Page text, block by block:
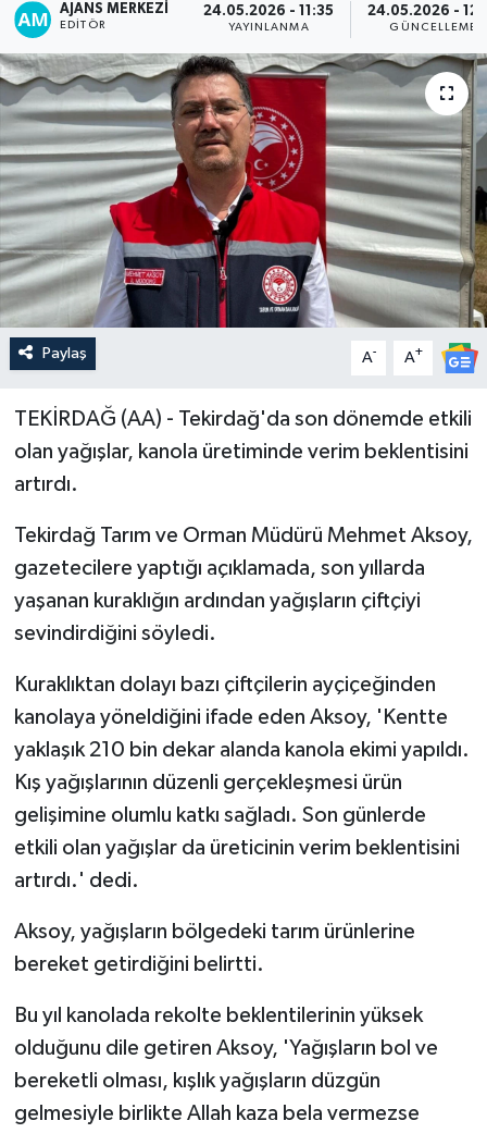
AJANS MERKEZI
EDITÖR
24.05.2026 - 11:35
YAYINLANMA
24.05.2026 -
GÜNCELLEME
Paylaş A- A+
TEKİRDAĞ (AA) - Tekirdağ'da son dönemde etkili
olan yağışlar, kanola üretiminde verim beklentisini
artırdı.
Tekirdağ Tarım ve Orman Müdürü Mehmet Aksoy,
gazetecilere yaptığı açıklamada, son yıllarda
yaşanan kuraklığın ardından yağışların çiftçiyi
sevindirdiğini söyledi.
Kuraklıktan dolayı bazı çiftçilerin ayçiçeğinden
kanolaya yöneldiğini ifade eden Aksoy, 'Kentte
yaklaşık 210 bin dekar alanda kanola ekimi yapıldı.
Kış yağışlarının düzenli gerçekleşmesi ürün
gelişimine olumlu katkı sağladı. Son günlerde
etkili olan yağışlar da üreticinin verim beklentisini
artırdı.' dedi.
Aksoy, yağışların bölgedeki tarım ürünlerine
bereket getirdiğini belirtti.
Bu yıl kanolada rekolte beklentilerinin yüksek
olduğunu dile getiren Aksoy, 'Yağışların bol ve
bereketli olması, kışlık yağışların düzgün
gelmesiyle birlikte Allah kaza bela vermezse